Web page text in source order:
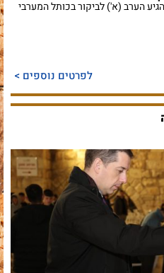
הערב (א') לביקור בכותל המערבי
לפרטים נוספים >